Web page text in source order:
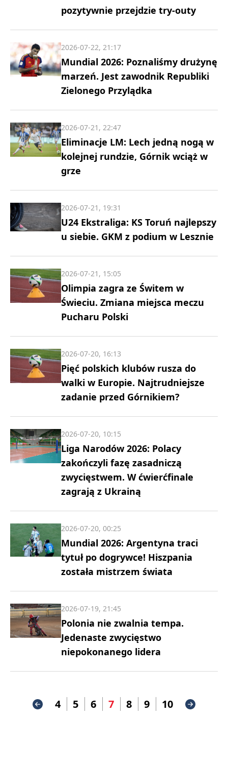
pozytywnie przejdzie try-outy
Mundial 2026: Poznaliśmy drużynę
marzeń. Jest zawodnik Republiki
Zielonego Przylądka
2026-07-22, 21:17
Eliminacje LM: Lech jedną nogą w
kolejnej rundzie, Górnik wciąż w
grze
2026-07-21, 22:47
U24 Ekstraliga: KS Toruń najlepszy
u siebie. GKM z podium w Lesznie
2026-07-21, 19:31
Olimpia zagra ze Świtem w
Świeciu. Zmiana miejsca meczu
Pucharu Polski
2026-07-21, 15:05
Pięć polskich klubów rusza do
walki w Europie. Najtrudniejsze
zadanie przed Górnikiem?
2026-07-20, 16:13
Liga Narodów 2026: Polacy
zakończyli fazę zasadniczą
zwycięstwem. W ćwierćfinale
zagrają z Ukrainą
2026-07-20, 10:15
Mundial 2026: Argentyna traci
tytuł po dogrywce! Hiszpania
została mistrzem świata
2026-07-20, 00:25
Polonia nie zwalnia tempa.
Jedenaste zwycięstwo
niepokonanego lidera
2026-07-19, 21:45
4 5 6 7 8 9 10